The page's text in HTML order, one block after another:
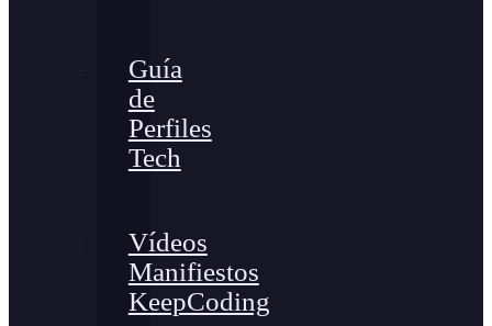
Guía
de
Perfiles
Tech
Vídeos
Manifiestos
KeepCoding